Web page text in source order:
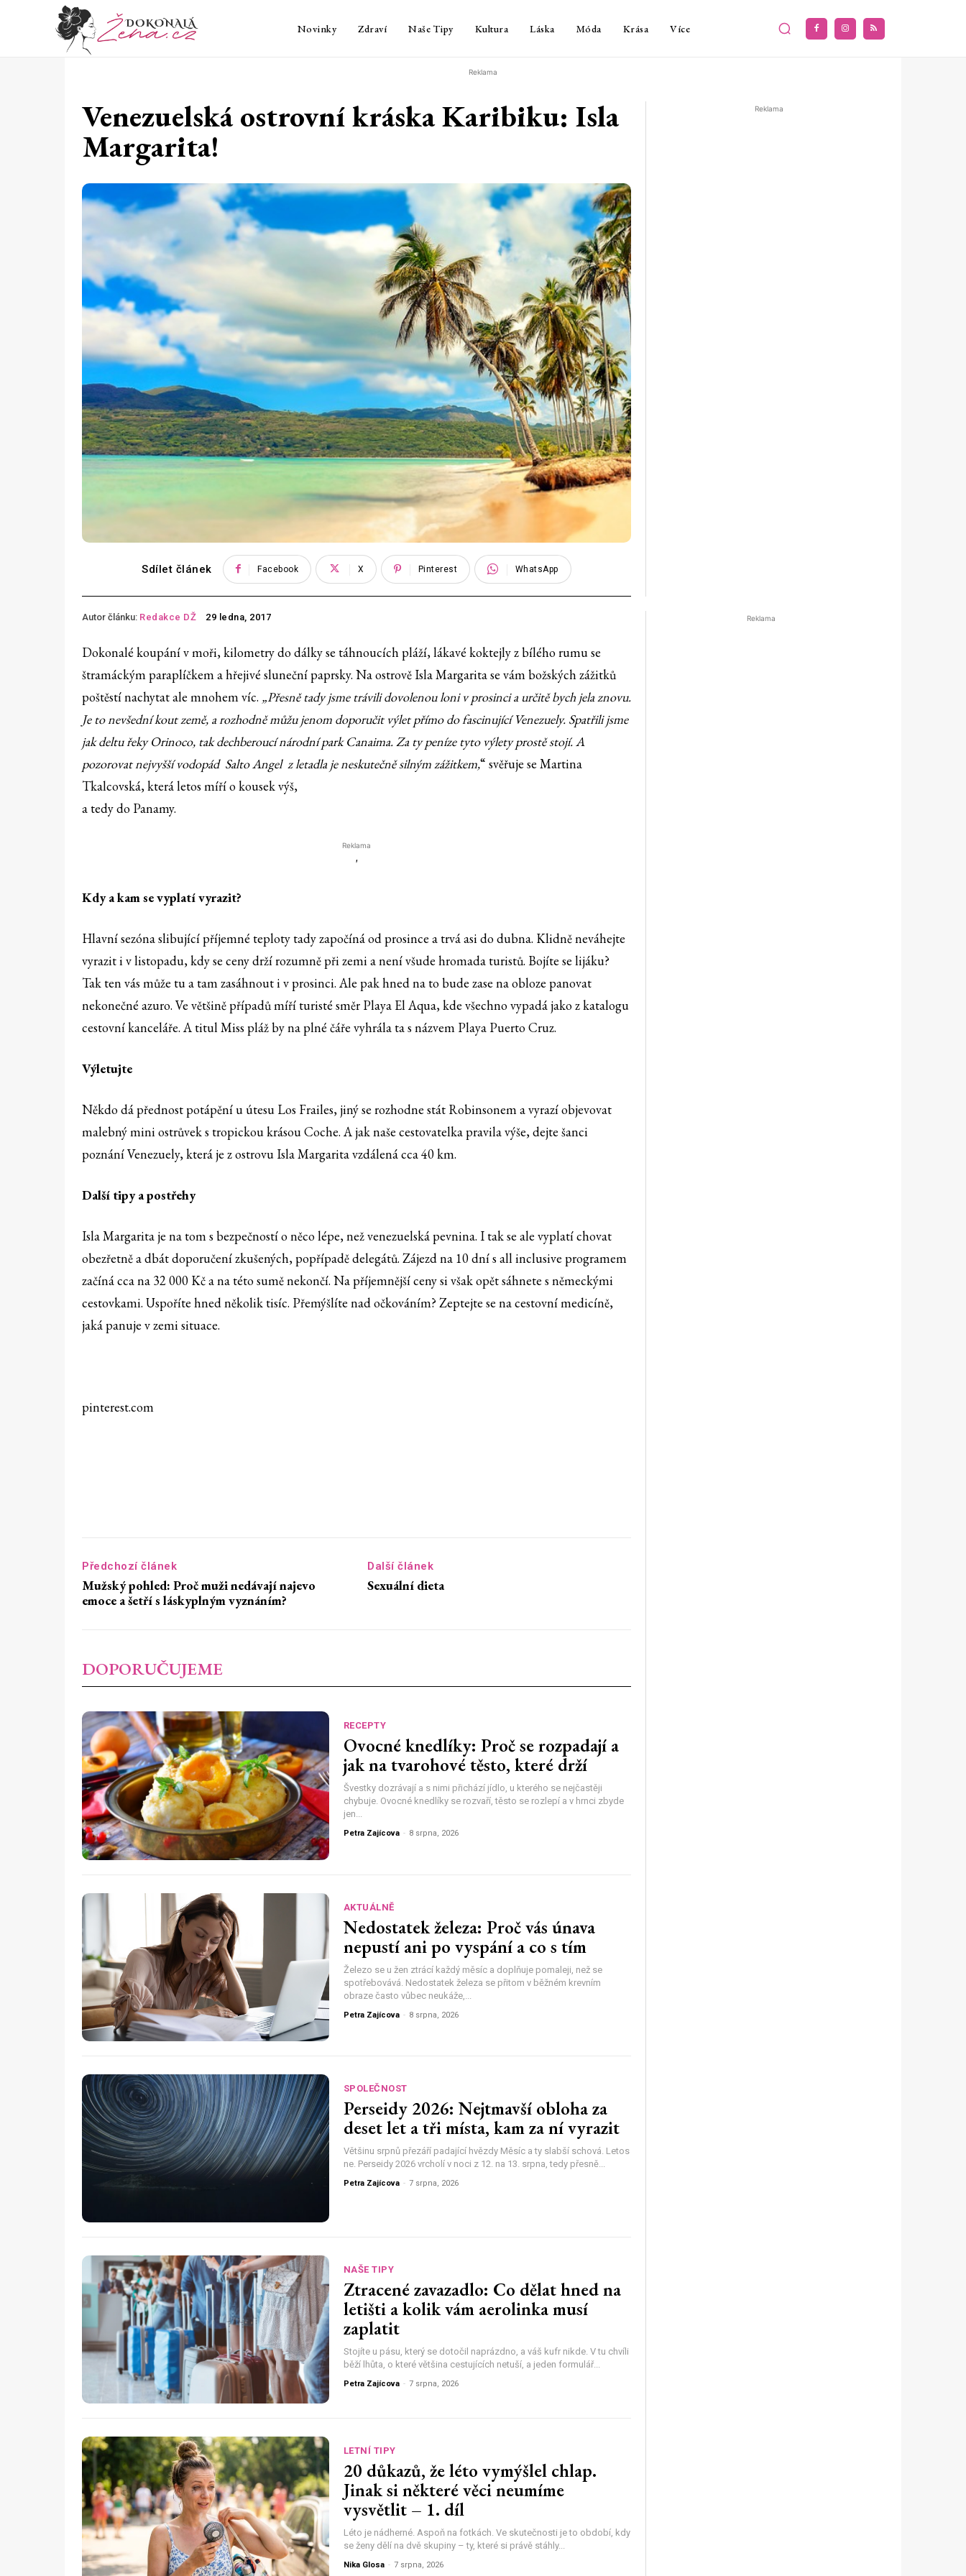
Novinky Zdraví Naše Tipy Kultura Láska Móda Krása Více
Reklama
Venezuelská ostrovní kráska Karibiku: Isla
Margarita!
Sdílet článek Facebook X Pinterest WhatsApp
Reklama
Autor článku: Redakce DŽ 29 ledna, 2017
Dokonalé koupání v moři, kilometry do dálky se táhnoucích pláží, lákavé koktejly z bílého rumu se
štramáckým paraplíčkem a hřejivé sluneční paprsky. Na ostrově Isla Margarita se vám božských zážitků
poštěstí nachytat ale mnohem víc. „Přesně tady jsme trávili dovolenou loni v prosinci a určitě bych jela znovu.
Je to nevšední kout země, a rozhodně můžu jenom doporučit výlet přímo do fascinující Venezuely. Spatřili jsme
jak deltu řeky Orinoco, tak dechberoucí národní park Canaima. Za ty peníze tyto výlety prostě stojí. A
pozorovat nejvyšší vodopád Salto Angel z letadla je neskutečně silným zážitkem,“ svěřuje se Martina
Tkalcovská, která letos míří o kousek výš,
a tedy do Panamy.
Reklama
'
Kdy a kam se vyplatí vyrazit?
Hlavní sezóna slibující příjemné teploty tady započíná od prosince a trvá asi do dubna. Klidně neváhejte
vyrazit i v listopadu, kdy se ceny drží rozumně při zemi a není všude hromada turistů. Bojíte se lijáku?
Tak ten vás může tu a tam zasáhnout i v prosinci. Ale pak hned na to bude zase na obloze panovat
nekonečné azuro. Ve většině případů míří turisté směr Playa El Aqua, kde všechno vypadá jako z katalogu
cestovní kanceláře. A titul Miss pláž by na plné čáře vyhrála ta s názvem Playa Puerto Cruz.
Výletujte
Někdo dá přednost potápění u útesu Los Frailes, jiný se rozhodne stát Robinsonem a vyrazí objevovat
malebný mini ostrůvek s tropickou krásou Coche. A jak naše cestovatelka pravila výše, dejte šanci
poznání Venezuely, která je z ostrovu Isla Margarita vzdálená cca 40 km.
Další tipy a postřehy
Isla Margarita je na tom s bezpečností o něco lépe, než venezuelská pevnina. I tak se ale vyplatí chovat
obezřetně a dbát doporučení zkušených, popřípadě delegátů. Zájezd na 10 dní s all inclusive programem
začíná cca na 32 000 Kč a na této sumě nekončí. Na příjemnější ceny si však opět sáhnete s německými
cestovkami. Uspoříte hned několik tisíc. Přemýšlíte nad očkováním? Zeptejte se na cestovní medicíně,
jaká panuje v zemi situace.
pinterest.com
Předchozí článek
Mužský pohled: Proč muži nedávají najevo
emoce a šetří s láskyplným vyznáním?
Další článek
Sexuální dieta
DOPORUČUJEME
RECEPTY
Ovocné knedlíky: Proč se rozpadají a
jak na tvarohové těsto, které drží
Švestky dozrávají a s nimi přichází jídlo, u kterého se nejčastěji
chybuje. Ovocné knedlíky se rozvaří, těsto se rozlepí a v hrnci zbyde
jen...
Petra Zajícova - 8 srpna, 2026
AKTUÁLNĚ
Nedostatek železa: Proč vás únava
nepustí ani po vyspání a co s tím
Železo se u žen ztrácí každý měsíc a doplňuje pomaleji, než se
spotřebovává. Nedostatek železa se přitom v běžném krevním
obraze často vůbec neukáže,...
Petra Zajícova - 8 srpna, 2026
SPOLEČNOST
Perseidy 2026: Nejtmavší obloha za
deset let a tři místa, kam za ní vyrazit
Většinu srpnů přezáří padající hvězdy Měsíc a ty slabší schová. Letos
ne. Perseidy 2026 vrcholí v noci z 12. na 13. srpna, tedy přesně...
Petra Zajícova - 7 srpna, 2026
NAŠE TIPY
Ztracené zavazadlo: Co dělat hned na
letišti a kolik vám aerolinka musí
zaplatit
Stojíte u pásu, který se dotočil naprázdno, a váš kufr nikde. V tu chvíli
běží lhůta, o které většina cestujících netuší, a jeden formulář...
Petra Zajícova - 7 srpna, 2026
LETNÍ TIPY
20 důkazů, že léto vymýšlel chlap.
Jinak si některé věci neumíme
vysvětlit – 1. díl
Léto je nádherné. Aspoň na fotkách. Ve skutečnosti je to období, kdy
se ženy dělí na dvě skupiny – ty, které si právě stáhly...
Nika Glosa - 7 srpna, 2026
Reklama